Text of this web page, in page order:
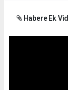
Habere Ek